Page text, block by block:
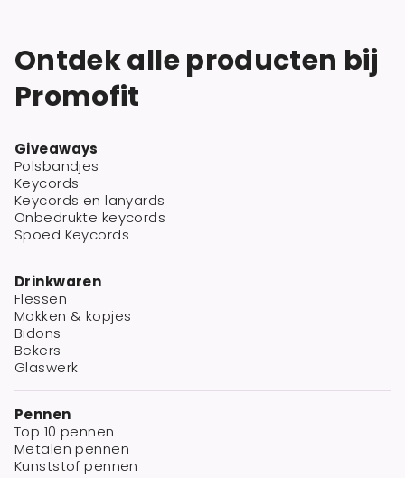
Ontdek alle producten bij
Promofit
Giveaways
Polsbandjes
Keycords
Keycords en lanyards
Onbedrukte keycords
Spoed Keycords
Drinkwaren
Flessen
Mokken & kopjes
Bidons
Bekers
Glaswerk
Pennen
Top 10 pennen
Metalen pennen
Kunststof pennen